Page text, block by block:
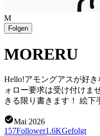
M
Folgen
MORERU
Hello!アモングアスが好
ォロー要求は受け付けま
きる限り書きます！ 絵下
Mai 2026
157Follower1.6KGefolgt